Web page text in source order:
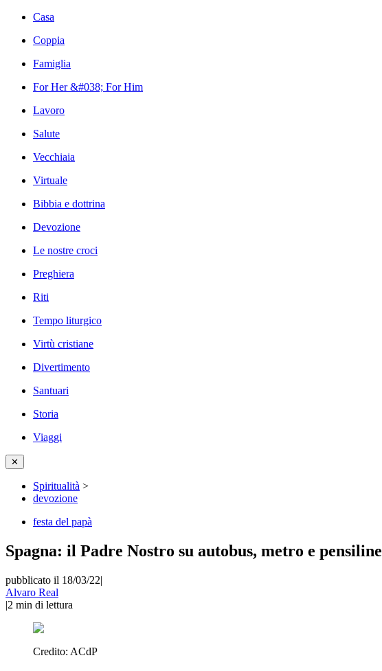
Casa
Coppia
Famiglia
For Her &#038; For Him
Lavoro
Salute
Vecchiaia
Virtuale
Bibbia e dottrina
Devozione
Le nostre croci
Preghiera
Riti
Tempo liturgico
Virtù cristiane
Divertimento
Santuari
Storia
Viaggi
✕
Spiritualità >
devozione
festa del papà
Spagna: il Padre Nostro su autobus, metro e pensiline
pubblicato il 18/03/22|
Alvaro Real
|2 min di lettura
Credito: ACdP